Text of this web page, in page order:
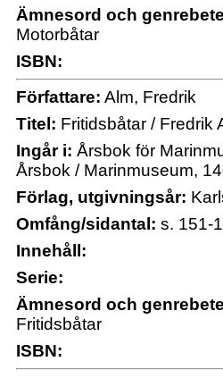
Ämnesord och
Motorbåtar
ISBN:
Författare: Alm, Fredrik
Titel: Fritidsbåtar / Fredrik
Ingår i: Årsbok för
Årsbok / Marinmuseum,
Förlag, utgivningsår:
Omfång/sidantal: s. 151-
Innehåll:
Serie:
Ämnesord och
Fritidsbåtar
ISBN: